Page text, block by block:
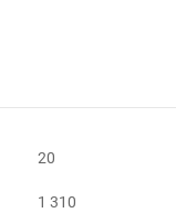
20
1 310